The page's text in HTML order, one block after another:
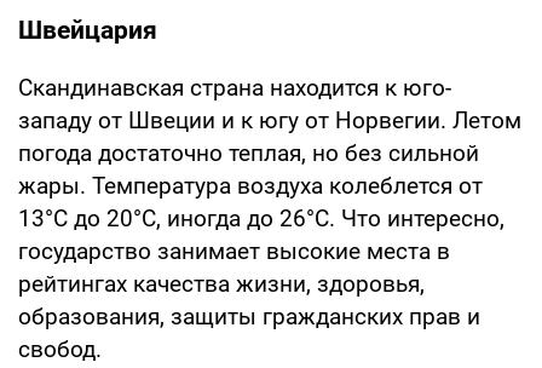
Швейцария
Скандинавская страна находится к юго-
западу от Швеции и к югу от Норвегии. Летом
погода достаточно теплая, но без сильной
жары. Температура воздуха колеблется от
13°C до 20°C, иногда до 26°C. Что интересно,
государство занимает высокие места в
рейтингах качества жизни, здоровья,
образования, защиты гражданских прав и
свобод.